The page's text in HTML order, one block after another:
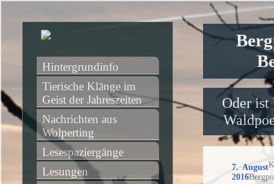
Oder ist
7. August
2016
Hintergrundinfo
Tierische Klänge im
Geist der Jahreszeiten
Nachrichten aus
Wolperting
Lesespaziergänge
Lesungen